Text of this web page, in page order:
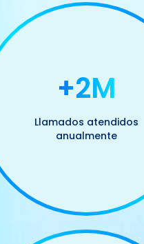
+2M
Llamados atendidos
anualmente